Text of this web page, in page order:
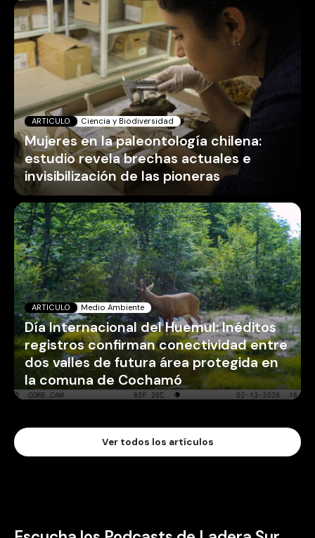
ARTICULO Ciencia y Biodiversidad
Mujeres en la paleontología chilena:
estudio revela brechas actuales e
invisibilización de las pioneras
ARTICULO Medio Ambiente
Día Internacional del Huemul: Inéditos
registros confirman conectividad entre
dos valles de futura área protegida en
la comuna de Cochamó
Ver todos los artículos